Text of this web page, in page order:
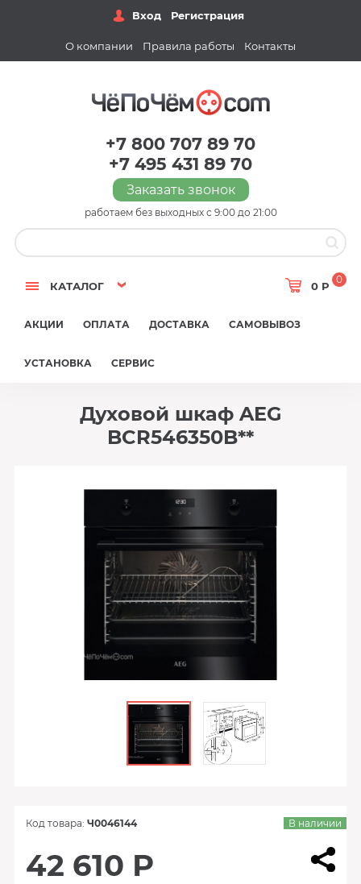
Вход Регистрация
О компании Правила работы Контакты
+7 800 707 89 70
+7 495 431 89 70
Заказать звонок
работаем без выходных с 9:00 до 21:00
КАТАЛОГ 0 Р
0
АКЦИИ ОПЛАТА ДОСТАВКА САМОВЫВОЗ
УСТАНОВКА СЕРВИС
Духовой шкаф AEG
BCR546350B**
Код товара: Ч0046144 В наличии
42 610 Р